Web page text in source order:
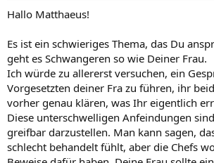
Hallo Matthaeus!
Es ist ein schwieriges Thema, das Du
geht es Schwangeren so wie Deiner Frau.
Ich würde zu allererst versuchen, ein
Vorgesetzten deiner Fra zu führen, ihr
vorher genau klären, was Ihr eigentlich
Diese unterschwelligen Anfeindungen
greifbar darzustellen. Man kann sagen,
schlecht behandelt fühlt, aber die Chefs